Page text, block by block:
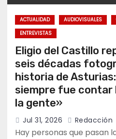
ACTUALIDAD AUDIOVISUALES
ENTREVISTAS
Eligio del Castillo
seis décadas
historia de
siempre fue contar
la gente»
Jul 31, 2026 Redacción
Hay personas que pasan